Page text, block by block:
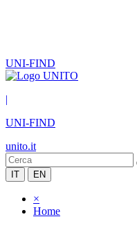
UNI-FIND
|
UNI-FIND
unito.it
IT EN
×
Home